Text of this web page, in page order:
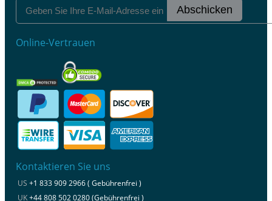
Abschicken
Online-Vertrauen
Kontaktieren Sie uns
US +1 833 909 2966 ( Gebührenfrei )
UK+44 808 502 0280 (Gebührenfrei )